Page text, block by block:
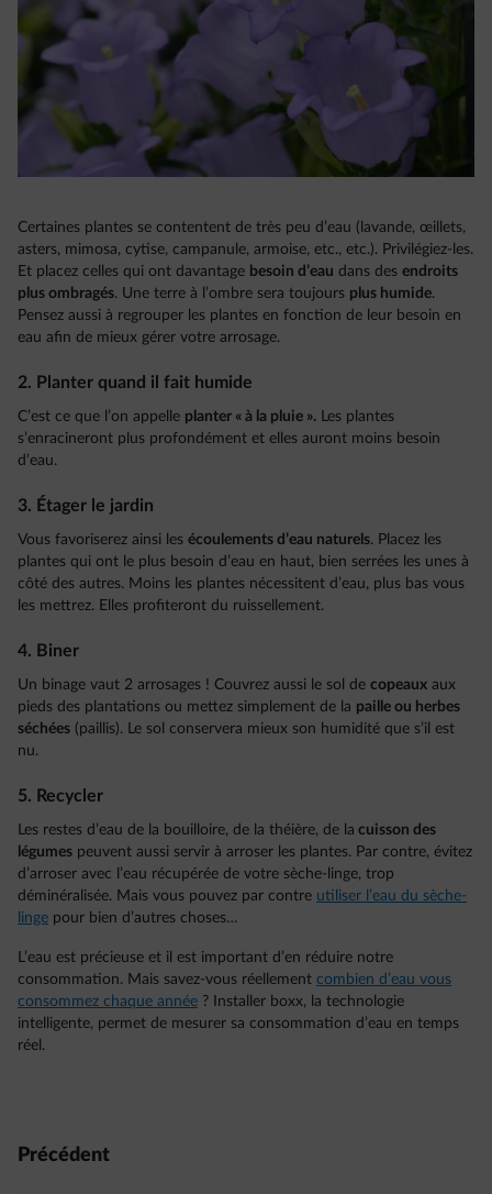
Certaines plantes se contentent de très peu d’eau (lavande, œillets,
asters, mimosa, cytise, campanule, armoise, etc., etc.). Privilégiez-les.
Et placez celles qui ont davantage besoin d’eau dans des endroits
plus ombragés. Une terre à l’ombre sera toujours plus humide.
Pensez aussi à regrouper les plantes en fonction de leur besoin en
eau afin de mieux gérer votre arrosage.
2. Planter quand il fait humide
C’est ce que l’on appelle planter « à la pluie ». Les plantes
s’enracineront plus profondément et elles auront moins besoin
d’eau.
3. Étager le jardin
Vous favoriserez ainsi les écoulements d’eau naturels. Placez les
plantes qui ont le plus besoin d’eau en haut, bien serrées les unes à
côté des autres. Moins les plantes nécessitent d’eau, plus bas vous
les mettrez. Elles profiteront du ruissellement.
4. Biner
Un binage vaut 2 arrosages ! Couvrez aussi le sol de copeaux aux
pieds des plantations ou mettez simplement de la paille ou herbes
séchées (paillis). Le sol conservera mieux son humidité que s’il est
nu.
5. Recycler
Les restes d’eau de la bouilloire, de la théière, de la cuisson des
légumes peuvent aussi servir à arroser les plantes. Par contre, évitez
d’arroser avec l’eau récupérée de votre sèche-linge, trop
déminéralisée. Mais vous pouvez par contre utiliser l’eau du sèche-
linge pour bien d’autres choses…
L’eau est précieuse et il est important d’en réduire notre
consommation. Mais savez-vous réellement combien d’eau vous
consommez chaque année ? Installer boxx, la technologie
intelligente, permet de mesurer sa consommation d’eau en temps
réel.
Précédent